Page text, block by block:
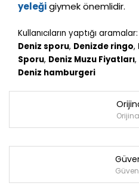
yeleğigiymek önemlidir.
Kullanıcıların yaptığı aramalar:
Deniz sporu, Denizde ringo,
Sporu, Deniz Muzu Fiyatları,
Deniz hamburgeri